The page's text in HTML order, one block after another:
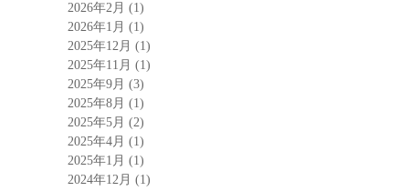
2026年2月 (1)
2026年1月 (1)
2025年12月 (1)
2025年11月 (1)
2025年9月 (3)
2025年8月 (1)
2025年5月 (2)
2025年4月 (1)
2025年1月 (1)
2024年12月 (1)